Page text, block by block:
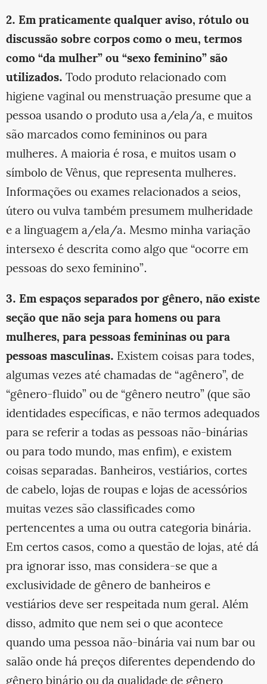
2. Em praticamente qualquer aviso, rótulo ou
discussão sobre corpos como o meu, termos
como “da mulher” ou “sexo feminino” são
utilizados. Todo produto relacionado com
higiene vaginal ou menstruação presume que a
pessoa usando o produto usa a/ela/a, e muitos
são marcados como femininos ou para
mulheres. A maioria é rosa, e muitos usam o
símbolo de Vênus, que representa mulheres.
Informações ou exames relacionados a seios,
útero ou vulva também presumem mulheridade
e a linguagem a/ela/a. Mesmo minha variação
intersexo é descrita como algo que “ocorre em
pessoas do sexo feminino”.
3. Em espaços separados por gênero, não existe
seção que não seja para homens ou para
mulheres, para pessoas femininas ou para
pessoas masculinas. Existem coisas para todes,
algumas vezes até chamadas de “agênero”, de
“gênero-fluido” ou de “gênero neutro” (que são
identidades específicas, e não termos adequados
para se referir a todas as pessoas não-binárias
ou para todo mundo, mas enfim), e existem
coisas separadas. Banheiros, vestiários, cortes
de cabelo, lojas de roupas e lojas de acessórios
muitas vezes são classificades como
pertencentes a uma ou outra categoria binária.
Em certos casos, como a questão de lojas, até dá
pra ignorar isso, mas considera-se que a
exclusividade de gênero de banheiros e
vestiários deve ser respeitada num geral. Além
disso, admito que nem sei o que acontece
quando uma pessoa não-binária vai num bar ou
salão onde há preços diferentes dependendo do